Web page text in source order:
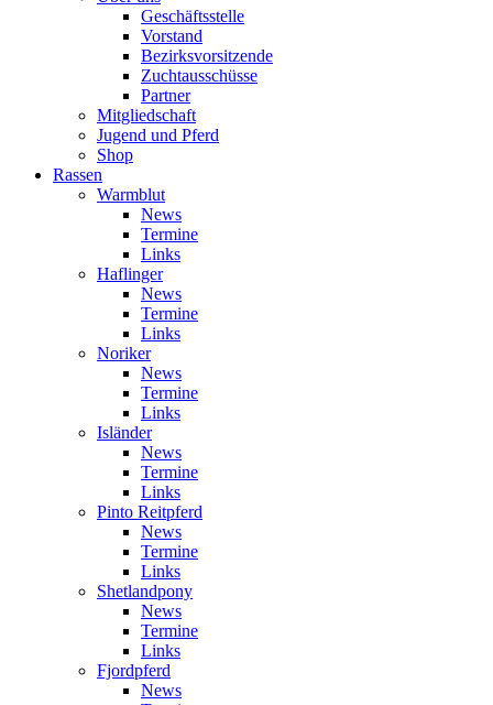
Geschäftsstelle
Vorstand
Bezirksvorsitzende
Zuchtausschüsse
Partner
Mitgliedschaft
Jugend und Pferd
Shop
Rassen
Warmblut
News
Termine
Links
Haflinger
News
Termine
Links
Noriker
News
Termine
Links
Isländer
News
Termine
Links
Pinto Reitpferd
News
Termine
Links
Shetlandpony
News
Termine
Links
Fjordpferd
News